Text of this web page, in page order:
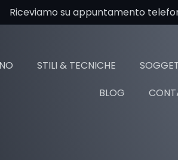
Riceviamo su appuntamento
STILI & TECNICHE
BLOG